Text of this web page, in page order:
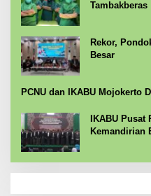
Tambakberas
Rekor,
Besar
PCNU dan IKABU Mojokerto
IKABU
Kemandirian